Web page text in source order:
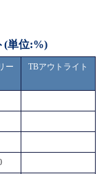
(単位:%)
ー TBアウトライト